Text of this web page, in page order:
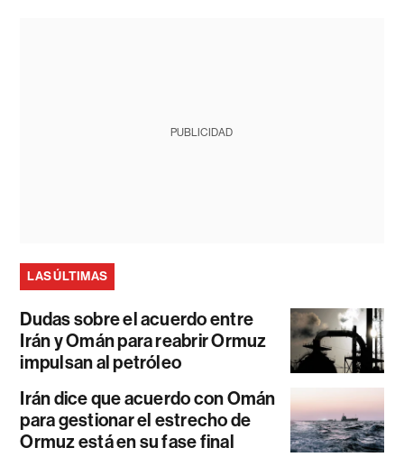
PUBLICIDAD
LAS ÚLTIMAS
Dudas sobre el acuerdo entre
Irán y Omán para reabrir Ormuz
impulsan al petróleo
Irán dice que acuerdo con Omán
para gestionar el estrecho de
Ormuz está en su fase final